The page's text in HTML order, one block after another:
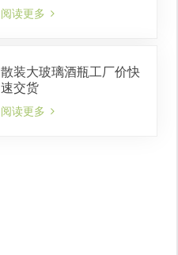
阅读更多
散装大玻璃酒瓶工厂价快
速交货
阅读更多